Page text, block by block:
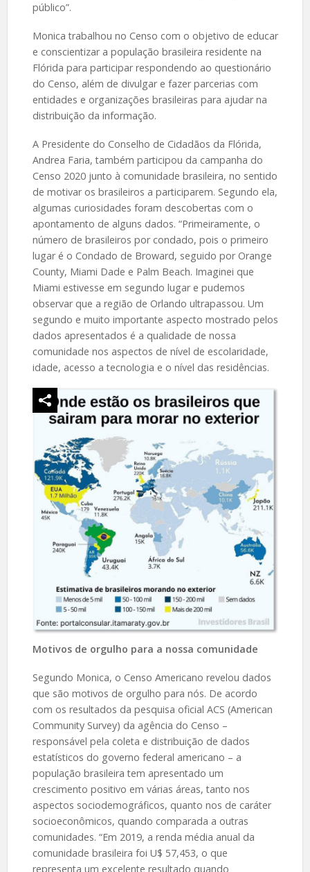
público”.
Monica trabalhou no Censo com o objetivo de educar
e conscientizar a população brasileira residente na
Flórida para participar respondendo ao questionário
do Censo, além de divulgar e fazer parcerias com
entidades e organizações brasileiras para ajudar na
distribuição da informação.
A Presidente do Conselho de Cidadãos da Flórida,
Andrea Faria, também participou da campanha do
Censo 2020 junto à comunidade brasileira, no sentido
de motivar os brasileiros a participarem. Segundo ela,
algumas curiosidades foram descobertas com o
apontamento de alguns dados. “Primeiramente, o
número de brasileiros por condado, pois o primeiro
lugar é o Condado de Broward, seguido por Orange
County, Miami Dade e Palm Beach. Imaginei que
Miami estivesse em segundo lugar e pudemos
observar que a região de Orlando ultrapassou. Um
segundo e muito importante aspecto mostrado pelos
dados apresentados é a qualidade de nossa
comunidade nos aspectos de nível de escolaridade,
idade, acesso a tecnologia e o nível das residências.
Motivos de orgulho para a nossa comunidade
Segundo Monica, o Censo Americano revelou dados
que são motivos de orgulho para nós. De acordo
com os resultados da pesquisa oficial ACS (American
Community Survey) da agência do Censo –
responsável pela coleta e distribuição de dados
estatísticos do governo federal americano – a
população brasileira tem apresentado um
crescimento positivo em várias áreas, tanto nos
aspectos sociodemográficos, quanto nos de caráter
socioeconômicos, quando comparada a outras
comunidades. “Em 2019, a renda média anual da
comunidade brasileira foi U$ 57,453, o que
representa um excelente resultado quando